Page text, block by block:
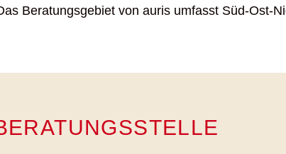
Beratungsgebiet von auris umfasst Süd-Ost-